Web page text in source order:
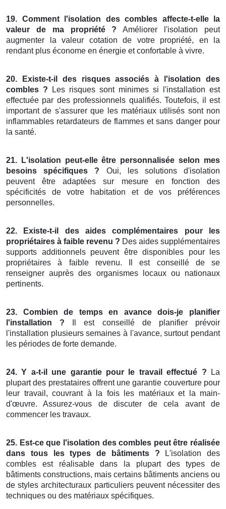
19. Comment l'isolation des combles affecte-t-elle la
valeur de ma propriété ? Améliorer l'isolation peut
augmenter la valeur cotation de votre propriété, en la
rendant plus économe en énergie et confortable à vivre.
20. Existe-t-il des risques associés à l'isolation des
combles ? Les risques sont minimes si l'installation est
effectuée par des professionnels qualifiés. Toutefois, il est
important de s'assurer que les matériaux utilisés sont non
inflammables retardateurs de flammes et sans danger pour
la santé.
21. L'isolation peut-elle être personnalisée selon mes
besoins spécifiques ? Oui, les solutions d'isolation
peuvent être adaptées sur mesure en fonction des
spécificités de votre habitation et de vos préférences
personnelles.
22. Existe-t-il des aides complémentaires pour les
propriétaires à faible revenu ? Des aides supplémentaires
supports additionnels peuvent être disponibles pour les
propriétaires à faible revenu. Il est conseillé de se
renseigner auprès des organismes locaux ou nationaux
pertinents.
23. Combien de temps en avance dois-je planifier
l'installation ? Il est conseillé de planifier prévoir
l'installation plusieurs semaines à l'avance, surtout pendant
les périodes de forte demande.
24. Y a-t-il une garantie pour le travail effectué ? La
plupart des prestataires offrent une garantie couverture pour
leur travail, couvrant à la fois les matériaux et la main-
d'œuvre. Assurez-vous de discuter de cela avant de
commencer les travaux.
25. Est-ce que l'isolation des combles peut être réalisée
dans tous les types de bâtiments ? L'isolation des
combles est réalisable dans la plupart des types de
bâtiments constructions, mais certains bâtiments anciens ou
de styles architecturaux particuliers peuvent nécessiter des
techniques ou des matériaux spécifiques.